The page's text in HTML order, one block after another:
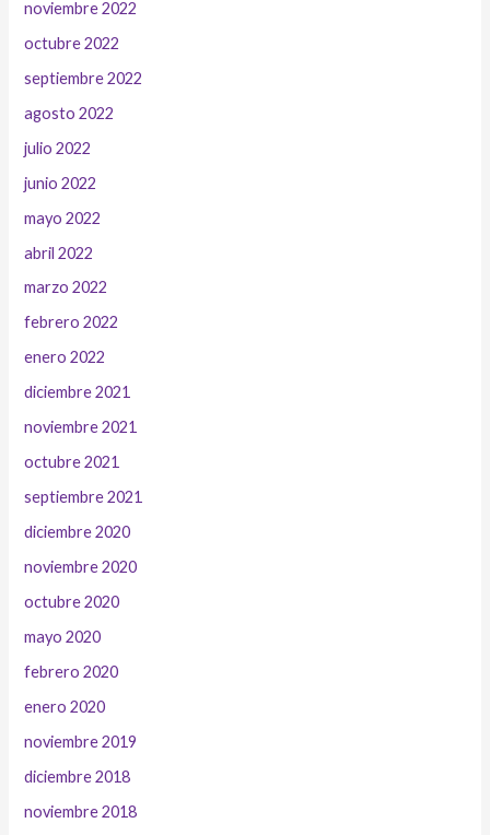
noviembre 2022
octubre 2022
septiembre 2022
agosto 2022
julio 2022
junio 2022
mayo 2022
abril 2022
marzo 2022
febrero 2022
enero 2022
diciembre 2021
noviembre 2021
octubre 2021
septiembre 2021
diciembre 2020
noviembre 2020
octubre 2020
mayo 2020
febrero 2020
enero 2020
noviembre 2019
diciembre 2018
noviembre 2018